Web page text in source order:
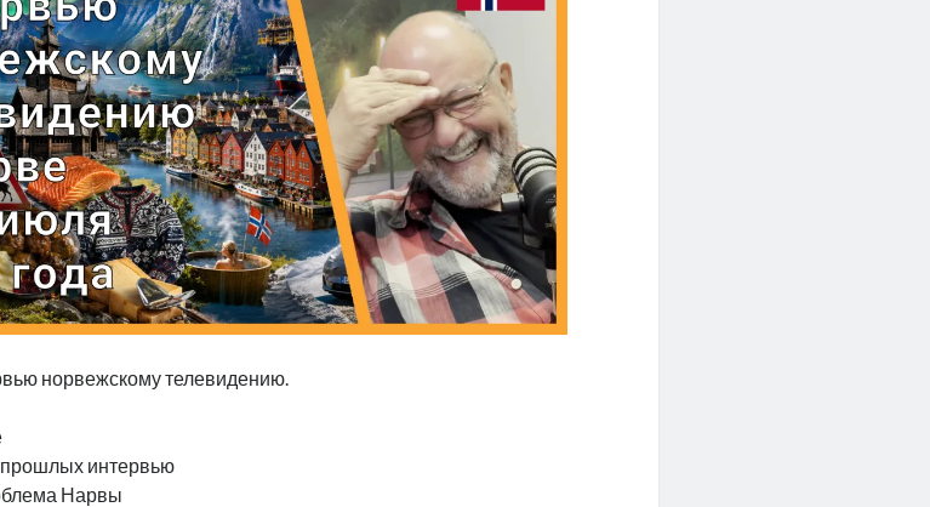
норвежскому телевидению.
интервью
Нарвы